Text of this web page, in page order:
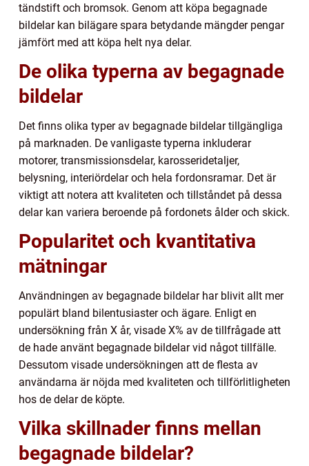
tändstift och bromsok. Genom att köpa begagnade
bildelar kan bilägare spara betydande mängder pengar
jämfört med att köpa helt nya delar.
De olika typerna av begagnade
bildelar
Det finns olika typer av begagnade bildelar tillgängliga
på marknaden. De vanligaste typerna inkluderar
motorer, transmissionsdelar, karosseridetaljer,
belysning, interiördelar och hela fordonsramar. Det är
viktigt att notera att kvaliteten och tillståndet på dessa
delar kan variera beroende på fordonets ålder och skick.
Popularitet och kvantitativa
mätningar
Användningen av begagnade bildelar har blivit allt mer
populärt bland bilentusiaster och ägare. Enligt en
undersökning från X år, visade X% av de tillfrågade att
de hade använt begagnade bildelar vid något tillfälle.
Dessutom visade undersökningen att de flesta av
användarna är nöjda med kvaliteten och tillförlitligheten
hos de delar de köpte.
Vilka skillnader finns mellan
begagnade bildelar?